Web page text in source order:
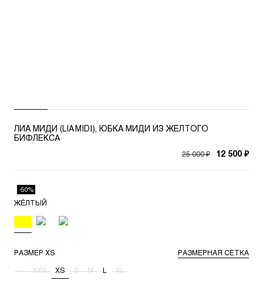
ЛИА МИДИ (LIA MIDI), ЮБКА МИДИ ИЗ ЖЕЛТОГО
БИФЛЕКСА
12 500 ₽
25 000 ₽
-50%
ЖЁЛТЫЙ
РАЗМЕР XS РАЗМЕРНАЯ СЕТКА
- XXS XS S M L XL